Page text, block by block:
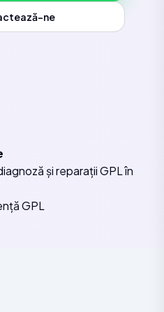
ne
și reparații GPL în
GPL